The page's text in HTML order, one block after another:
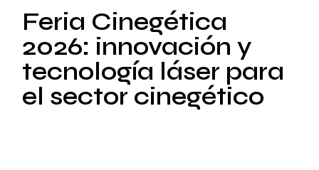
Feria Cinegética
2026: innovación y
tecnología láser para
el sector cinegético